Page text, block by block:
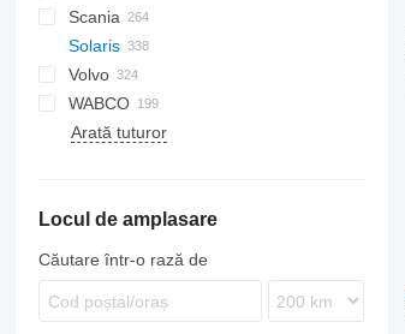
Crossway
Daily
Domino
Evadys
Karosa
Recreo
A-series
Lion's series
TGA
TGS
TGX
Citaro
Integro
Intouro
O-series
S-Class
Cityliner
Jetliner
Skyliner
Tourliner
Sultan
Kerax
Premium
Scania
K-series
L-series
Solaris
Alpino
Urbino
Prestij
T-series
Volvo
7700
9900
WABCO
Arată tuturor
Locul de amplasare
Căutare într-o rază de